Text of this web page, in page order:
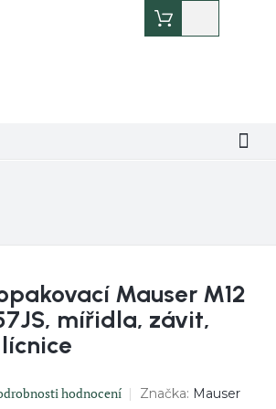
košík
Mauser M12
mířidla, závit,
hodnocení Značka: Mauser